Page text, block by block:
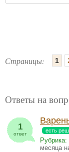
Страницы: 1
Ответы на
1
ответ
есть
Рубрика:
месяца